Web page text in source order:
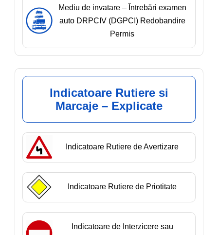
Mediu de invatare – Întrebări examen
auto DRPCIV (DGPCI) Redobandire
Permis
Indicatoare Rutiere si
Marcaje – Explicate
Indicatoare Rutiere de Avertizare
Indicatoare Rutiere de Priotitate
Indicatoare de Interzicere sau